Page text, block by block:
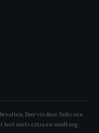
Door via deze links een
kost niets extra en wordt erg